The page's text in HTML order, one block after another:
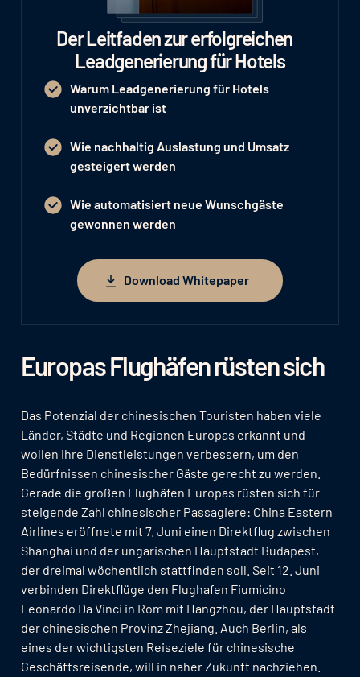
Europas Flughäfen rüsten sich
Das Potenzial der chinesischen Touristen haben viele
Länder, Städte und Regionen Europas erkannt und
wollen ihre Dienstleistungen verbessern, um den
Bedürfnissen chinesischer Gäste gerecht zu werden.
Gerade die großen Flughäfen Europas rüsten sich für
steigende Zahl chinesischer Passagiere: China Eastern
Airlines eröffnete mit 7. Juni einen Direktflug zwischen
Shanghai und der ungarischen Hauptstadt Budapest,
der dreimal wöchentlich stattfinden soll. Seit 12. Juni
verbinden Direktflüge den Flughafen Fiumicino
Leonardo Da Vinci in Rom mit Hangzhou, der Hauptstadt
der chinesischen Provinz Zhejiang. Auch Berlin, als
eines der wichtigsten Reiseziele für chinesische
Geschäftsreisende, will in naher Zukunft nachziehen.
Der Leitfaden zur erfolgreichen
Leadgenerierung für Hotels
Warum Leadgenerierung für Hotels
unverzichtbar ist
Wie nachhaltig Auslastung und Umsatz
gesteigert werden
Wie automatisiert neue Wunschgäste
gewonnen werden
Download Whitepaper
Download Whitepaper